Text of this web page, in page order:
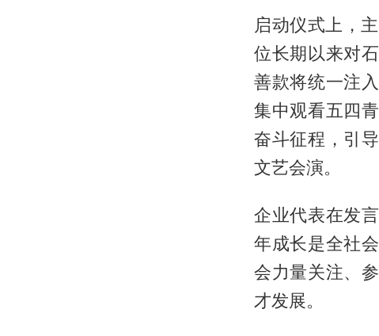
启动仪式上，
位长期以来对
善款将统一注
集中观看五四
奋斗征程，引
文艺会演。
企业代表在发
年成长是全社
会力量关注、
才发展。